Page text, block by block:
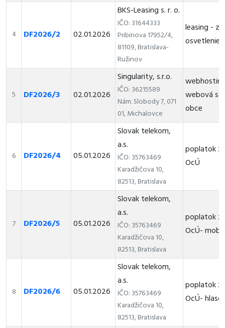
4 DF2026/2 02.01.2026
BKS-Leasing s. r. o.
IČO: 31644333
Pribinova 17952/4,
81109, Bratislava-
Ružinov
leasing -
osvetlenie
5 DF2026/3 02.01.2026
Singularity, s.r.o.
IČO: 36215589
Nám. Slobody 7, 071
01, Michalovce
webová
obce
6 DF2026/4 05.01.2026
Slovak telekom,
a.s.
IČO: 35763469
Karadžičova 10,
82513, Bratislava
poplatok
OcÚ
7 DF2026/5 05.01.2026
Slovak telekom,
a.s.
IČO: 35763469
Karadžičova 10,
82513, Bratislava
poplatok
OcÚ- mobil
8 DF2026/6 05.01.2026
Slovak telekom,
a.s.
IČO: 35763469
Karadžičova 10,
82513, Bratislava
poplatok
OcÚ-